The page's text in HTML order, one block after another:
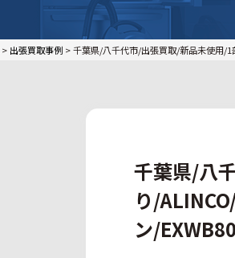
> 出張買取事例 >千葉県/八千代市/出張買取/新品未使用/1
千葉県/八
り/
ン/